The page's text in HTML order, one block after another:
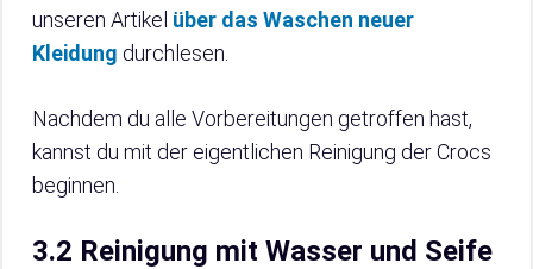
unseren Artikel über das Waschen neuer
Kleidung durchlesen.
Nachdem du alle Vorbereitungen getroffen hast,
kannst du mit der eigentlichen Reinigung der Crocs
beginnen.
3.2 Reinigung mit Wasser und Seife